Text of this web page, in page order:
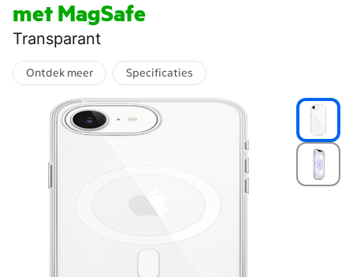
met MagSafe
Transparant
Ontdek meer Specificaties